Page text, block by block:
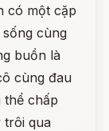
có một cặp
cùng
buồn là
cùng đau
thể chấp
trôi qua